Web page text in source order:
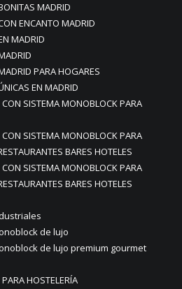
MADRID
ENCANTO MADRID
MADRID
PARA HOGARES
EN MADRID
SISTEMA MONOBLOCK PARA
SISTEMA MONOBLOCK PARA
BARES HOTELES
SISTEMA MONOBLOCK PARA
BARES HOTELES
de lujo
de lujo premium gourmet
HOSTELERÍA